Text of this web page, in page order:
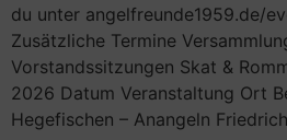
du unter angelfreunde1959.de/
Zusätzliche Termine
Vorstandssitzungen Skat &
2026 Datum Veranstaltung Ort
Hegefischen – Anangeln